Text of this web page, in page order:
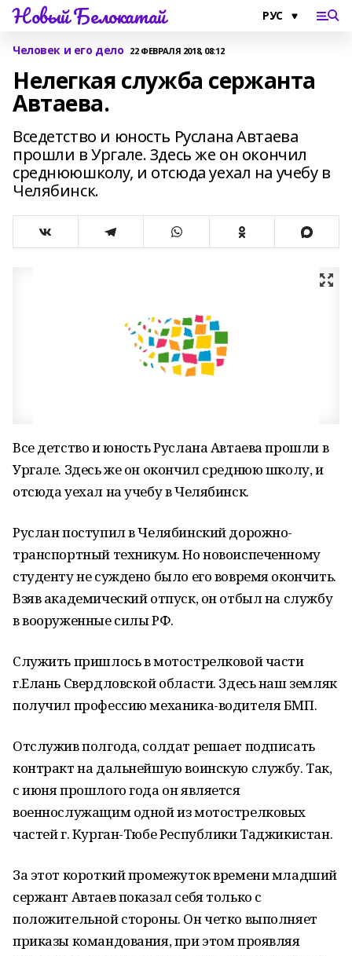
Новый Белокатай
Человек и его дело 22 ФЕВРАЛЯ 2018, 08:12
Нелегкая служба сержанта
Автаева.
Вседетство и юность Руслана Автаева
прошли в Ургале. Здесь же он окончил
среднююшколу, и отсюда уехал на учебу в
Челябинск.
Все детство и юность Руслана Автаева прошли в
Ургале. Здесь же он окончил среднюю школу, и
отсюда уехал на учебу в Челябинск.
Руслан поступил в Челябинский дорожно-
транспортный техникум. Но новоиспеченному
студенту не суждено было его вовремя окончить.
Взяв академический отпуск, он отбыл на службу
в вооруженные силы РФ.
Служить пришлось в мотострелковой части
г.Елань Свердловской области. Здесь наш земляк
получил профессию механика-водителя БМП.
Отслужив полгода, солдат решает подписать
контракт на дальнейшую воинскую службу. Так,
с июня прошлого года он является
военнослужащим одной из мотострелковых
частей г. Курган-Тюбе Республики Таджикистан.
За этот короткий промежуток времени младший
сержант Автаев показал себя только с
положительной стороны. Он четко выполняет
приказы командования, при этом проявляя